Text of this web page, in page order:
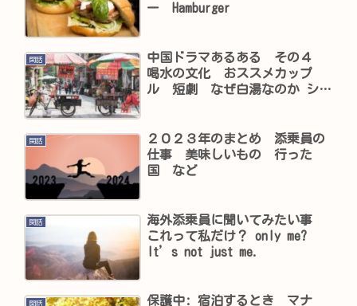
ー Hamburger
閑話
中国ドラマあるある その４
喝水の文化 おススメカップ
ル 短劇 なぜ白湯なのか ショ
閑話
２０２３年のまとめ 添乗員の
仕事 美味しいもの 行った
国 など
閑話
海外添乗員に聞いてみたい事
これって私だけ？ only me?
It’s not just me.
閑話
保護中: 宿泊するとき マナ